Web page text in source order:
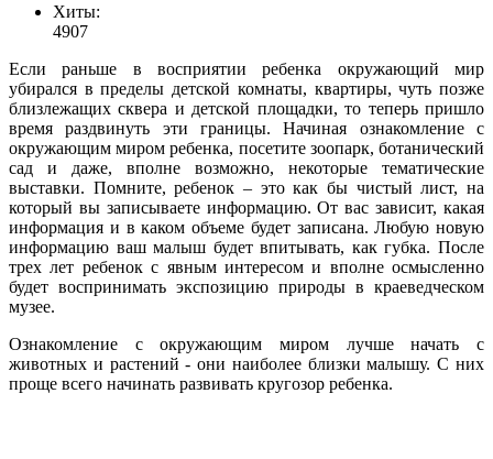
Хиты:
4907
Если раньше в восприятии ребенка окружающий мир
убирался в пределы детской комнаты, квартиры, чуть позже
близлежащих сквера и детской площадки, то теперь пришло
время раздвинуть эти границы. Начиная ознакомление с
окружающим миром ребенка, посетите зоопарк, ботанический
сад и даже, вполне возможно, некоторые тематические
выставки. Помните, ребенок – это как бы чистый лист, на
который вы записываете информацию. От вас зависит, какая
информация и в каком объеме будет записана. Любую новую
информацию ваш малыш будет впитывать, как губка. После
трех лет ребенок с явным интересом и вполне осмысленно
будет воспринимать экспозицию природы в краеведческом
музее.
Ознакомление с окружающим миром лучше начать с
животных и растений - они наиболее близки малышу. С них
проще всего начинать развивать кругозор ребенка.